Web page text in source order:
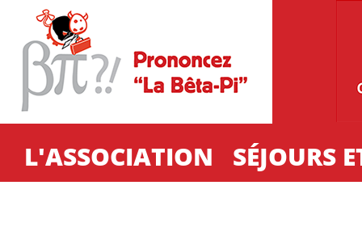
Aller au contenu principal
L'ASSOCIATION SÉJOURS